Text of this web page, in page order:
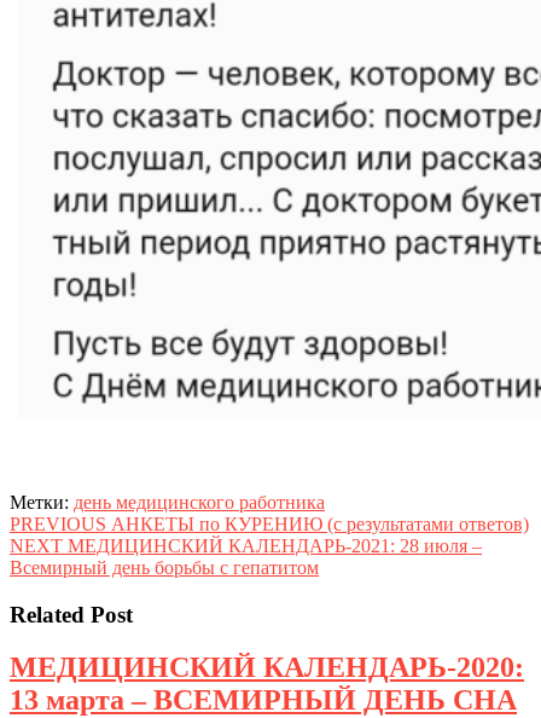
Метки: день медицинского работника
Навигация
по
PREVIOUS Предыдущая
запись:
АНКЕТЫ по КУРЕНИЮ (с результатами ответов)
NEXT Следующая
запись:
МЕДИЦИНСКИЙ КАЛЕНДАРЬ-2021: 28 июля –
Всемирный день борьбы с гепатитом
Related Post
МЕДИЦИНСКИЙ КАЛЕНДАРЬ-2020:
13 марта – ВСЕМИРНЫЙ ДЕНЬ СНА